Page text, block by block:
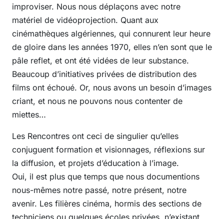
improviser. Nous nous déplaçons avec notre
matériel de vidéoprojection. Quant aux
cinémathèques algériennes, qui connurent leur heure
de gloire dans les années 1970, elles n’en sont que le
pâle reflet, et ont été vidées de leur substance.
Beaucoup d’initiatives privées de distribution des
films ont échoué. Or, nous avons un besoin d’images
criant, et nous ne pouvons nous contenter de
miettes…
Les Rencontres ont ceci de singulier qu’elles
conjuguent formation et visionnages, réflexions sur
la diffusion, et projets d’éducation à l’image.
Oui, il est plus que temps que nous documentions
nous-mêmes notre passé, notre présent, notre
avenir. Les filières cinéma, hormis des sections de